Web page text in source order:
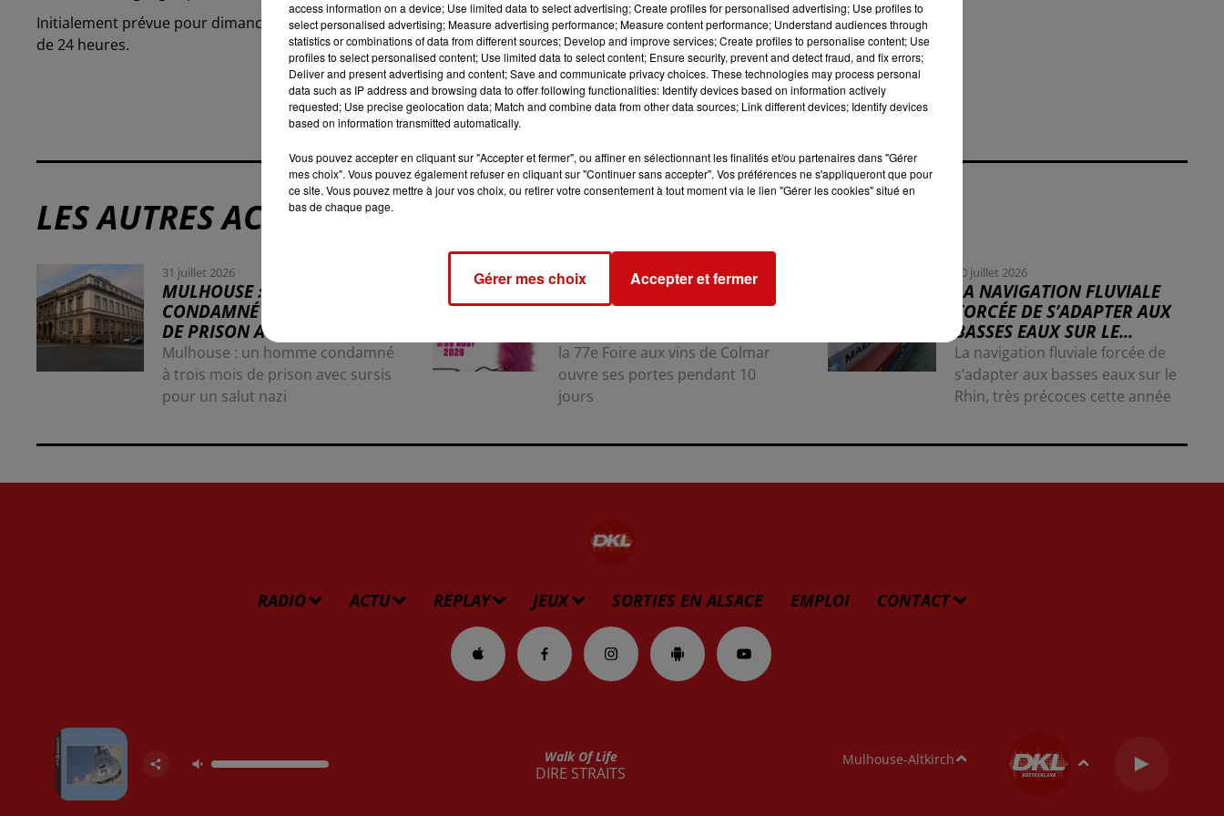
Initialement prévue pour dimanche, la dernière manche de bob à 4 a été annulée, et l'équipe a écourté son séjour
de 24 heures.
LES AUTRES ACTUALITÉS
31 juillet 2026
MULHOUSE : UN HOMME
CONDAMNÉ À TROIS MOIS
DE PRISON AVEC SURSIS...
Mulhouse : un homme condamné
à trois mois de prison avec sursis
pour un salut nazi
31 juillet 2026
LA 77E FOIRE AUX VINS DE
COLMAR OUVRE SES PORTES
la 77e Foire aux vins de Colmar
ouvre ses portes pendant 10
jours
30 juillet 2026
LA NAVIGATION FLUVIALE
FORCÉE DE S’ADAPTER AUX
BASSES EAUX SUR LE...
La navigation fluviale forcée de
s’adapter aux basses eaux sur le
Rhin, très précoces cette année
RADIO ACTU REPLAY JEUX SORTIES EN ALSACE EMPLOI CONTACT
Walk Of Life
DIRE STRAITS
Mulhouse-Altkirch
access information on a device; Use limited data to select advertising; Create profiles for personalised advertising; Use profiles to
select personalised advertising; Measure advertising performance; Measure content performance; Understand audiences through
statistics or combinations of data from different sources; Develop and improve services; Create profiles to personalise content; Use
profiles to select personalised content; Use limited data to select content; Ensure security, prevent and detect fraud, and fix errors;
Deliver and present advertising and content; Save and communicate privacy choices. These technologies may process personal
data such as IP address and browsing data to offer following functionalities: Identify devices based on information actively
requested; Use precise geolocation data; Match and combine data from other data sources; Link different devices; Identify devices
based on information transmitted automatically.
Vous pouvez accepter en cliquant sur "Accepter et fermer", ou affiner en sélectionnant les finalités et/ou partenaires dans "Gérer
mes choix". Vous pouvez également refuser en cliquant sur "Continuer sans accepter". Vos préférences ne s'appliqueront que pour
ce site. Vous pouvez mettre à jour vos choix, ou retirer votre consentement à tout moment via le lien "Gérer les cookies" situé en
bas de chaque page.
Gérer mes choix Accepter et fermer